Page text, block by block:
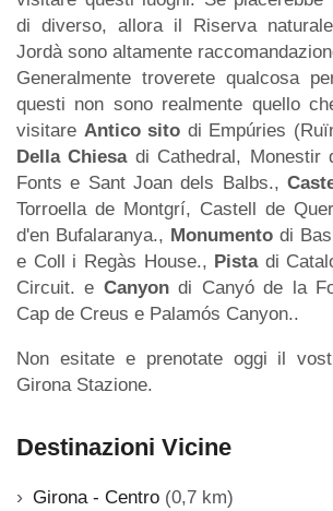
di diverso, allora il Riserva
Jordà sono altamente
Generalmente troverete qualcosa
questi non sono realmente quello
visitare Antico sito di Empúries
Della Chiesadi Cathedral, Monestir
Fonts e Sant Joan dels Balbs.,
Torroella de Montgrí, Castell de
d'en Bufalaranya., Monumento di
e Coll i Regàs House., Pistadi
Circuit. e Canyondi Canyó de la
Cap de Creus e Palamós Canyon..
Non esitate e prenotate oggi il
Girona Stazione.
Destinazioni Vicine
Girona - Centro (0,7 km)